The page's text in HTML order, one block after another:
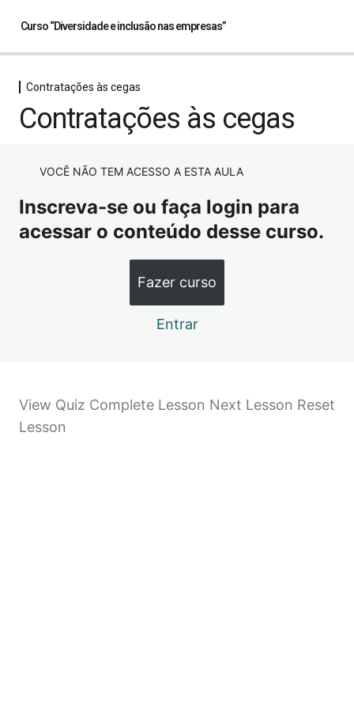
Curso “Diversidade e inclusão nas empresas”
Contratações às cegas
Contratações às cegas
2 aulas
2 aulas
Home office
Contratações às cegas
Contratações às cegas
VOCÊ NÃO TEM ACESSO A ESTA AULA
Inscreva-se ou faça login para
acessar o conteúdo desse curso.
Fazer curso
Entrar
View Quiz Complete Lesson Next Lesson Reset
Lesson